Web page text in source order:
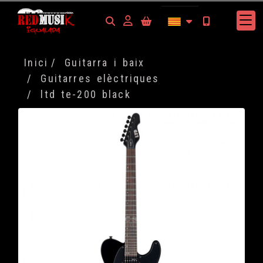
Identifícat
Inici
Guitarra i baix
Guitarres elèctriques
ltd te-200 black